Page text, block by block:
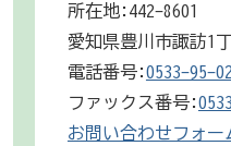
所在地:442-8601
愛知県豊川市諏訪1
電話番号:0533-95-
ファックス番号:
お問い合わせフォー